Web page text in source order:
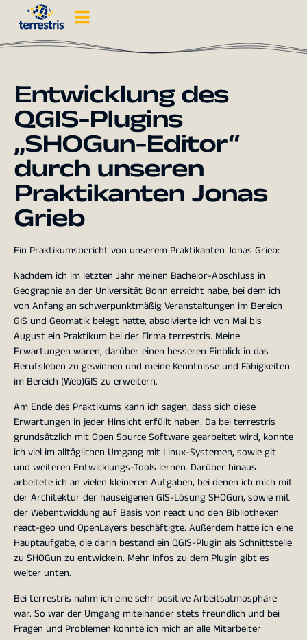
Entwicklung des
QGIS-Plugins
„SHOGun-Editor“
durch unseren
Praktikanten Jonas
Grieb
Ein Praktikumsbericht von unserem Praktikanten Jonas Grieb:
Nachdem ich im letzten Jahr meinen Bachelor-Abschluss in
Geographie an der Universität Bonn erreicht habe, bei dem ich
von Anfang an schwerpunktmäßig Veranstaltungen im Bereich
GIS und Geomatik belegt hatte, absolvierte ich von Mai bis
August ein Praktikum bei der Firma terrestris. Meine
Erwartungen waren, darüber einen besseren Einblick in das
Berufsleben zu gewinnen und meine Kenntnisse und Fähigkeiten
im Bereich (Web)GIS zu erweitern.
Am Ende des Praktikums kann ich sagen, dass sich diese
Erwartungen in jeder Hinsicht erfüllt haben. Da bei terrestris
grundsätzlich mit Open Source Software gearbeitet wird, konnte
ich viel im alltäglichen Umgang mit Linux-Systemen, sowie git
und weiteren Entwicklungs-Tools lernen. Darüber hinaus
arbeitete ich an vielen kleineren Aufgaben, bei denen ich mich mit
der Architektur der hauseigenen GIS-Lösung SHOGun, sowie mit
der Webentwicklung auf Basis von react und den Bibliotheken
react-geo und OpenLayers beschäftigte. Außerdem hatte ich eine
Hauptaufgabe, die darin bestand ein QGIS-Plugin als Schnittstelle
zu SHOGun zu entwickeln. Mehr Infos zu dem Plugin gibt es
weiter unten.
Bei terrestris nahm ich eine sehr positive Arbeitsatmosphäre
war. So war der Umgang miteinander stets freundlich und bei
Fragen und Problemen konnte ich mich an alle Mitarbeiter